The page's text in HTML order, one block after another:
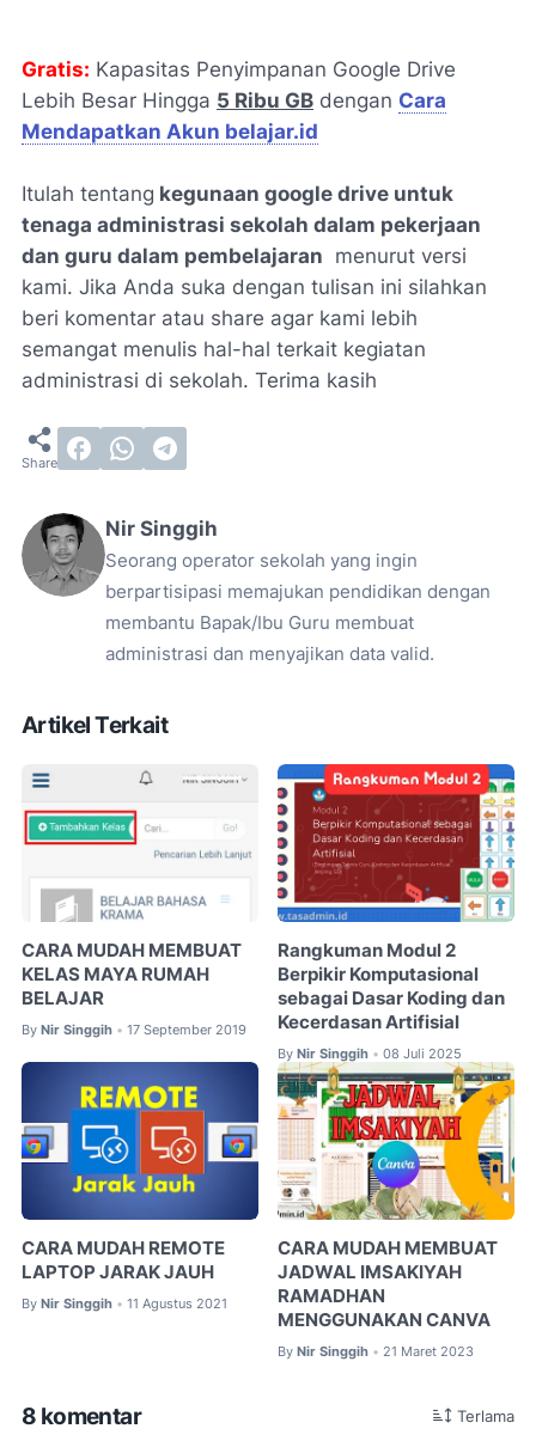
Gratis: Kapasitas Penyimpanan Google Drive
Lebih Besar Hingga 5 Ribu GB dengan Cara
Mendapatkan Akun belajar.id
Itulah tentang kegunaan google drive untuk
tenaga administrasi sekolah dalam pekerjaan
dan guru dalam pembelajaran menurut versi
kami. Jika Anda suka dengan tulisan ini silahkan
beri komentar atau share agar kami lebih
semangat menulis hal-hal terkait kegiatan
administrasi di sekolah. Terima kasih
Nir Singgih
Seorang operator sekolah yang ingin
berpartisipasi memajukan pendidikan dengan
membantu Bapak/Ibu Guru membuat
administrasi dan menyajikan data valid.
Artikel Terkait
CARA MUDAH MEMBUAT
KELAS MAYA RUMAH
BELAJAR
By Nir Singgih • 17 September 2019
Rangkuman Modul 2
Berpikir Komputasional
sebagai Dasar Koding dan
Kecerdasan Artifisial
By Nir Singgih • 08 Juli 2025
CARA MUDAH REMOTE
LAPTOP JARAK JAUH
By Nir Singgih • 11 Agustus 2021
CARA MUDAH MEMBUAT
JADWAL IMSAKIYAH
RAMADHAN
MENGGUNAKAN CANVA
By Nir Singgih • 21 Maret 2023
8 komentar Terlama